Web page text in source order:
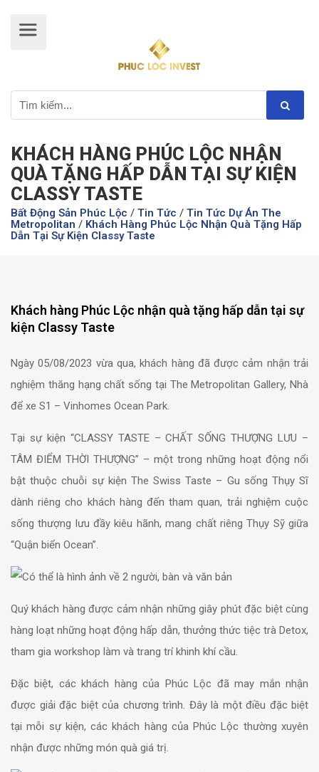
KHÁCH HÀNG PHÚC LỘC NHẬN
QUÀ TẶNG HẤP DẪN TẠI SỰ KIỆN
CLASSY TASTE
Bất Động Sản Phúc Lộc / Tin Tức / Tin Tức Dự Án The
Metropolitan / Khách Hàng Phúc Lộc Nhận Quà Tặng Hấp
Dẫn Tại Sự Kiện Classy Taste
Khách hàng Phúc Lộc nhận quà tặng hấp dẫn tại sự
kiện Classy Taste
Ngày 05/08/2023 vừa qua, khách hàng đã được cảm nhận trải
nghiệm thăng hạng chất sống tại The Metropolitan Gallery, Nhà
để xe S1 – Vinhomes Ocean Park.
Tại sự kiện “CLASSY TASTE – CHẤT SỐNG THƯỢNG LƯU –
TÂM ĐIỂM THỜI THƯỢNG” – một trong những hoạt động nổi
bật thuộc chuỗi sự kiện The Swiss Taste – Gu sống Thụy Sĩ
dành riêng cho khách hàng đến tham quan, trải nghiệm cuộc
sống thượng lưu đầy kiêu hãnh, mang chất riêng Thụy Sỹ giữa
“Quận biển Ocean”.
Quý khách hàng được cảm nhận những giây phút đặc biệt cùng
hàng loạt những hoạt động hấp dẫn, thưởng thức tiệc trà Detox,
tham gia workshop làm và trang trí khinh khí cầu.
Đặc biệt, các khách hàng của Phúc Lộc đã may mắn nhận
được giải đặc biệt của chương trình. Đây là một điều đặc biệt
tại mỗi sự kiện, các khách hàng của Phúc Lộc thường xuyên
nhận được những món quà giá trị.